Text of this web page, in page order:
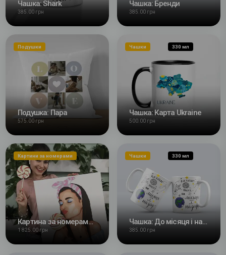
Чашка: Shark
385.00 грн
Чашка: Бренди
385.00 грн
Подушки
Подушка: Пара
575.00 грн
Чашки 330 мл
Чашка: Карта Ukraine
500.00 грн
Картини за номерами
Картина за номерами: Дівчина
1 825.00 грн
Чашки 330 мл
Чашка: До місяця і назад
385.00 грн